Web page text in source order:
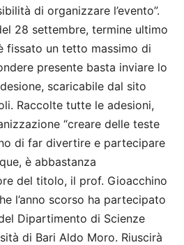
di organizzare l’evento”.
28 settembre, termine ultimo
fissato un tetto massimo di
presente basta inviare lo
scaricabile dal sito
Raccolte tutte le adesioni,
“creare delle teste
di far divertire e partecipare
è abbastanza
del titolo, il prof. Gioacchino
l’anno scorso ha partecipato
Dipartimento di Scienze
di Bari Aldo Moro. Riuscirà